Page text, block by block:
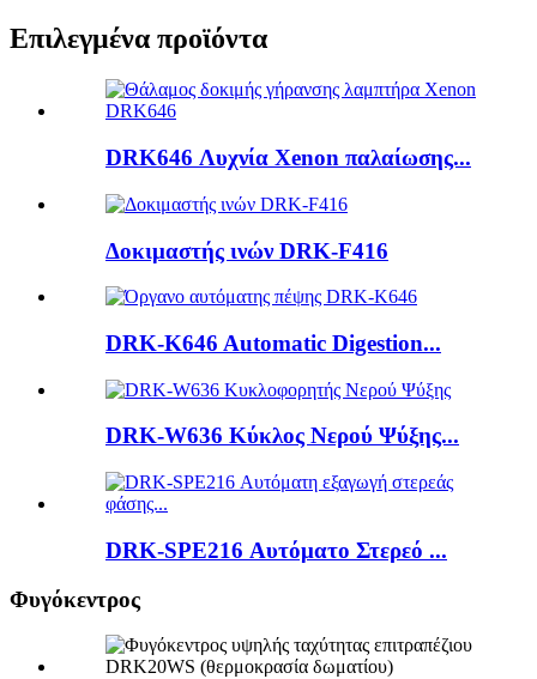
Επιλεγμένα προϊόντα
DRK646 Λυχνία Xenon παλαίωσης...
Δοκιμαστής ινών DRK-F416
DRK-K646 Automatic Digestion...
DRK-W636 Κύκλος Νερού Ψύξης...
DRK-SPE216 Αυτόματο Στερεό ...
Φυγόκεντρος